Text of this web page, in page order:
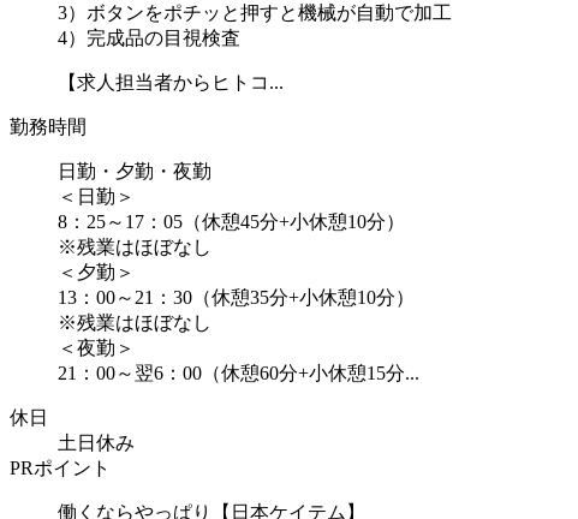
3）ボタンをポチッと押すと機械が自動で加工
4）完成品の目視検査
【求人担当者からヒトコ...
勤務時間
日勤・夕勤・夜勤
＜日勤＞
8：25～17：05（休憩45分+小休憩10分）
※残業はほぼなし
＜夕勤＞
13：00～21：30（休憩35分+小休憩10分）
※残業はほぼなし
＜夜勤＞
21：00～翌6：00（休憩60分+小休憩15分...
休日
土日休み
PRポイント
働くならやっぱり【日本ケイテム】